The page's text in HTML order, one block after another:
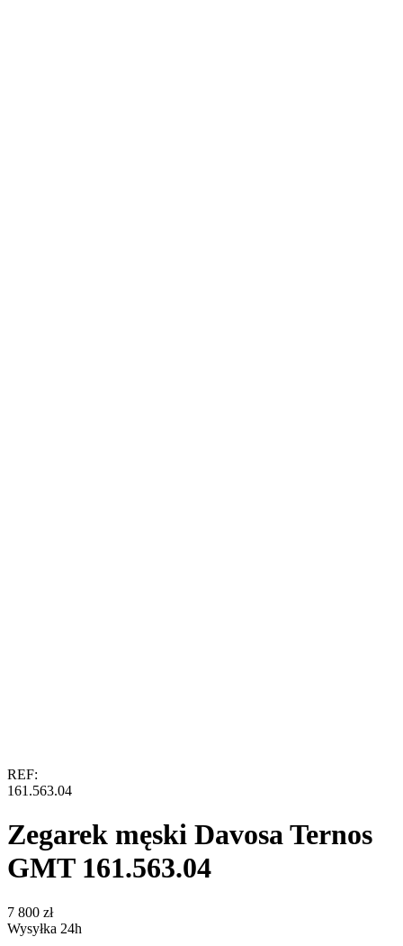
REF:
161.563.04
Zegarek męski Davosa Ternos
GMT 161.563.04
‍7 800‍ zł
Wysyłka 24h